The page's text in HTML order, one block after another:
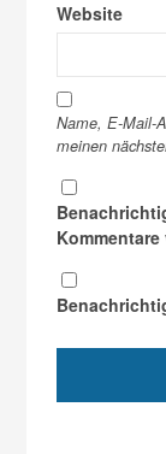
Website
Name, E-Mail-
meinen
Kommentare